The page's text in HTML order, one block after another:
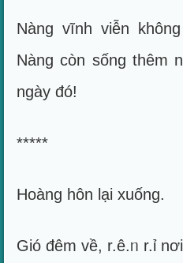
Nàng vĩnh viễn
Nàng còn sống thêm
ngày đó!
*****
Hoàng hôn lại xuống.
Gió đêm về, r.ê.ᥒ r.ỉ